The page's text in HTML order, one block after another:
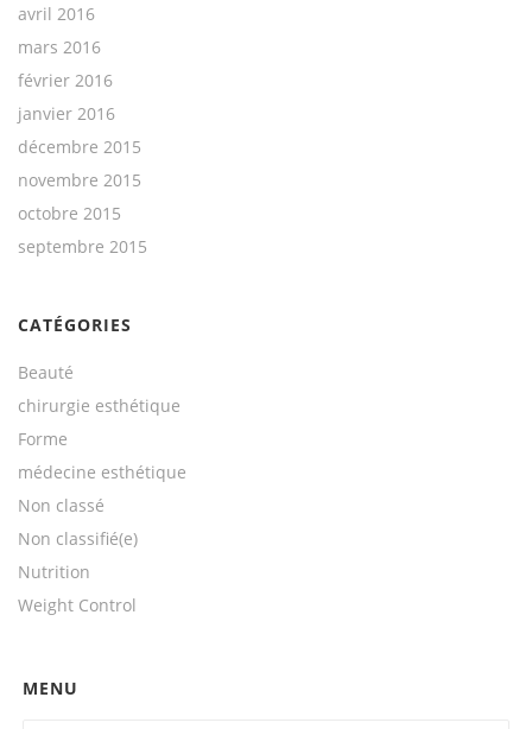
avril 2016
mars 2016
février 2016
janvier 2016
décembre 2015
novembre 2015
octobre 2015
septembre 2015
CATÉGORIES
Beauté
chirurgie esthétique
Forme
médecine esthétique
Non classé
Non classifié(e)
Nutrition
Weight Control
MENU